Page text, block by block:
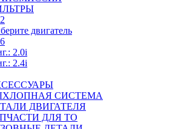
двигатель
2.0i
2.4i
СИСТЕМА
ДВИГАТЕЛЯ
ДЛЯ ТО